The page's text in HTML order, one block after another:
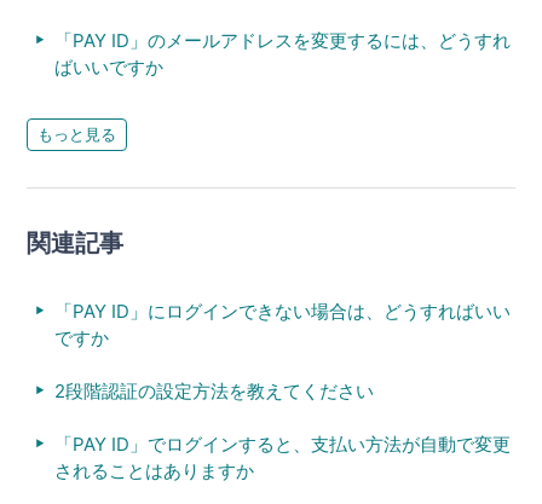
「PAY ID」のメールアドレスを変更するには、どうすれ
ばいいですか
もっと見る
関連記事
「PAY ID」にログインできない場合は、どうすればいい
ですか
2段階認証の設定方法を教えてください
「PAY ID」でログインすると、支払い方法が自動で変更
されることはありますか